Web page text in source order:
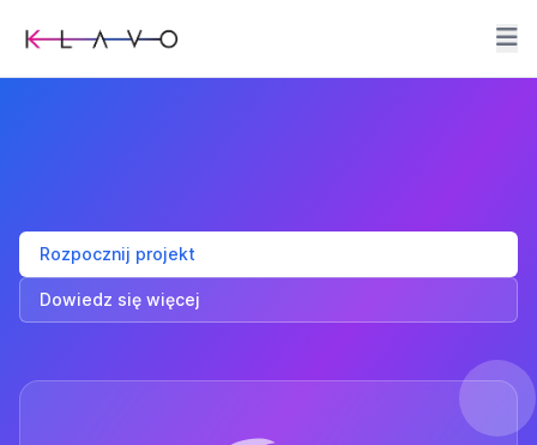
Rozpocznij projekt
Dowiedz się więcej